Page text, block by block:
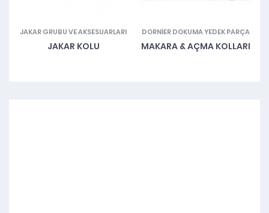
JAKAR GRUBU VE AKSESUARLARI
JAKAR KOLU
DORNIER DOKUMA YEDEK PARÇA
MAKARA & AÇMA KOLLARI